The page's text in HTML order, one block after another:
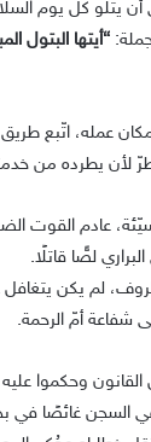
يتلو كل يوم
“أيتها البتول
عمله، اتّبع طريق
لأن يطرده من
عادم القوت
لصًّا قاتلًا.
لم يكن يتغافل
شفاعة أمّ الرحمة.
وحكموا
السجن غائصًا في